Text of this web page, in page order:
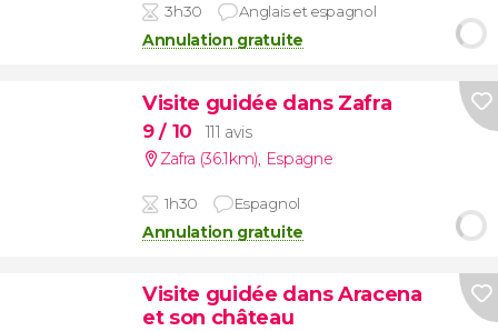
3h30 Anglais et espagnol
Annulation gratuite
Visite guidée dans Zafra
9/ 10
111 avis
Zafra (36.1km), Espagne
1h30 Espagnol
Annulation gratuite
Visite guidée dans Aracena
et son château